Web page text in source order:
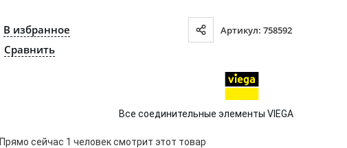
В избранное Артикул: 758592
Сравнить
Все соединительные элементы VIEGA
Прямо сейчас 1 человек смотрит этот товар